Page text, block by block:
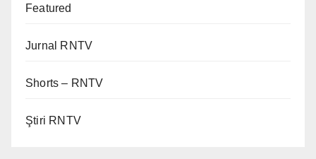
Featured
Jurnal RNTV
Shorts – RNTV
Ştiri RNTV